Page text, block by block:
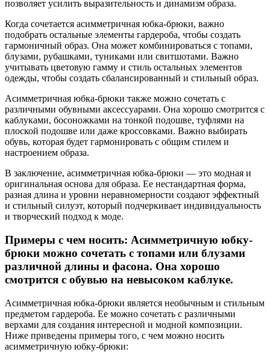
позволяет усилить выразительность и динамизм образа.
Когда сочетается асимметричная юбка-брюки, важно
подобрать остальные элементы гардероба, чтобы создать
гармоничный образ. Она может комбинироваться с топами,
блузами, рубашками, туниками или свитшотами. Важно
учитывать цветовую гамму и стиль остальных элементов
одежды, чтобы создать сбалансированный и стильный образ.
Асимметричная юбка-брюки также можно сочетать с
различными обувными аксессуарами. Она хорошо смотрится с
каблуками, босоножками на тонкой подошве, туфлями на
плоской подошве или даже кроссовками. Важно выбирать
обувь, которая будет гармонировать с общим стилем и
настроением образа.
В заключение, асимметричная юбка-брюки — это модная и
оригинальная основа для образа. Ее нестандартная форма,
разная длина и уровни неравномерности создают эффектный
и стильный силуэт, который подчеркивает индивидуальность
и творческий подход к моде.
Примеры с чем носить: Асимметричную юбку-
брюки можно сочетать с топами или блузами
различной длины и фасона. Она хорошо
смотрится с обувью на невысоком каблуке.
Асимметричная юбка-брюки является необычным и стильным
предметом гардероба. Ее можно сочетать с различными
верхами для создания интересной и модной композиции.
Ниже приведены примеры того, с чем можно носить
асимметричную юбку-брюки: